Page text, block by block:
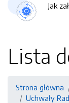
Jak
Lista
Strona główna
Uchwały